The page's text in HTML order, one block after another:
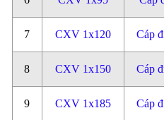
7 CXV 1x120 Cáp
8 CXV 1x150 Cáp
9 CXV 1x185 Cáp